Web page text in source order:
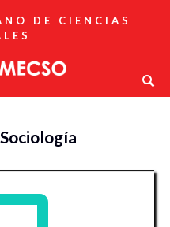
DE CIENCIAS